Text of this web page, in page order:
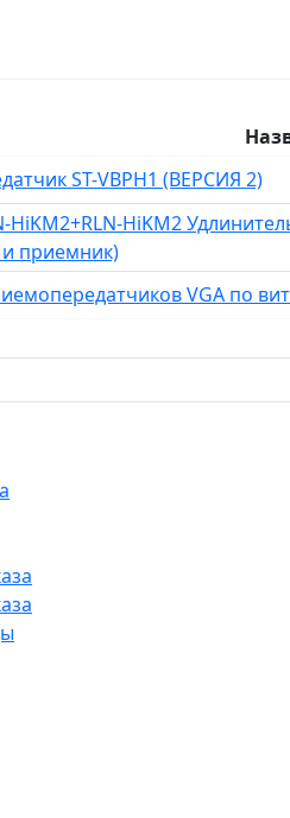
ST-VBPH1 (ВЕРСИЯ 2)
HiKM2+RLN-HiKM2
приемник)
VGA по